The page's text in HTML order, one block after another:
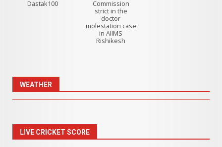
Dastak100
Commission
strict in the
doctor
molestation case
in AIIMS
Rishikesh
WEATHER
LIVE CRICKET SCORE